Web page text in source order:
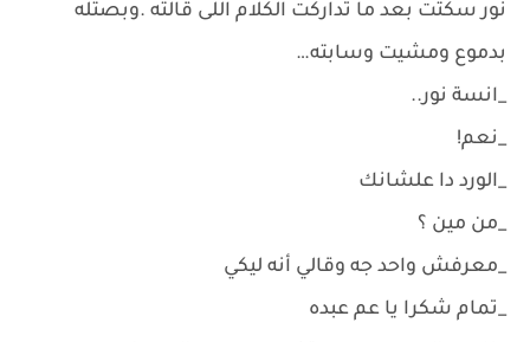
نور سكتت بعد ما تداركت الكلام اللى قالته .وبصتله
بدموع ومشيت وسابته…
_انسة نور..
_نعم!
_الورد دا علشانك
_من مين ؟
_معرفش واحد جه وقالي أنه ليكي
_تمام شكرا يا عم عبده